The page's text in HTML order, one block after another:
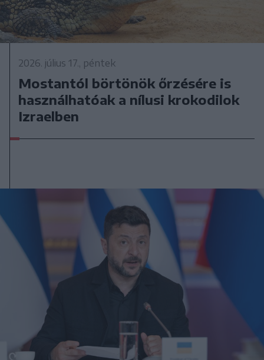
2026. július 17., péntek
Mostantól börtönök őrzésére is
használhatóak a nílusi krokodilok
Izraelben